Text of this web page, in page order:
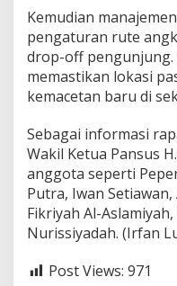
​Kemudian
pengaturan rute
drop-off pengunjung.
memastikan lokasi
kemacetan baru di
​Sebagai informasi
Wakil Ketua Pansus
anggota seperti
Putra, Iwan
Fikriyah Al-
Nurissiyadah. (Irfan
Post Views: 971